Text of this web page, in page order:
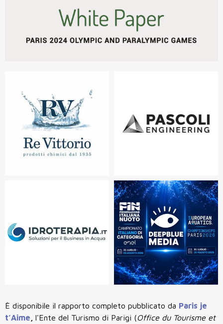
È disponibile il rapporto completo pubblicato da Paris je
t’Aime
l'Ente del Turismo di Parigi (Office du Tourisme et